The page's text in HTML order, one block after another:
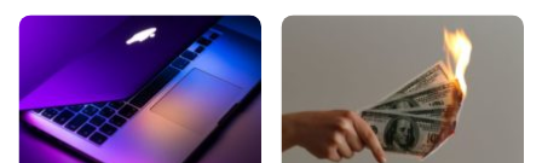
「nanaco」との互換性はありま
ウイルスの影響でベトナムの入国
が不可能となり、急遽日本に帰る
こととなりました。この記事を通
して、私Toshiの近況と、ベトナ
ムや各国の出入国の状況を知る方
法をご紹介できればと思います。
の検索ができない時の対処法をご